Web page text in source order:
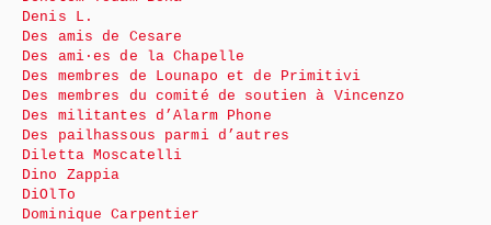
Denis L.
Des amis de Cesare
Des ami·es de la Chapelle
Des membres de Lounapo et de Primitivi
Des membres du comité de soutien à Vincenzo
Des militantes d’Alarm Phone
Des pailhassous parmi d’autres
Diletta Moscatelli
Dino Zappia
DiOlTo
Dominique Carpentier